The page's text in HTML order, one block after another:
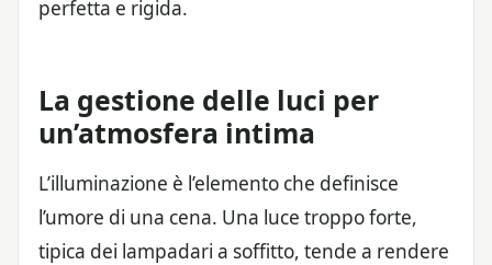
perfetta e rigida.
La gestione delle luci per
un’atmosfera intima
L’illuminazione è l’elemento che definisce
l’umore di una cena. Una luce troppo forte,
tipica dei lampadari a soffitto, tende a rendere